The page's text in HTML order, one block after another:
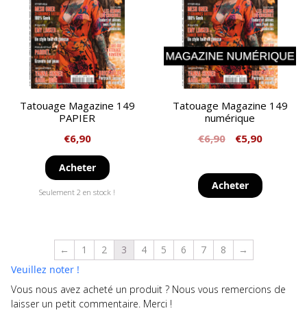
Tatouage Magazine 149
PAPIER
€6,90
Acheter
Seulement 2 en stock !
Tatouage Magazine 149
numérique
€6,90 €5,90
Acheter
← 1 2 3 4 5 6 7 8
→
Veuillez noter !
Vous nous avez acheté un produit ? Nous vous remercions de
laisser un petit commentaire. Merci !